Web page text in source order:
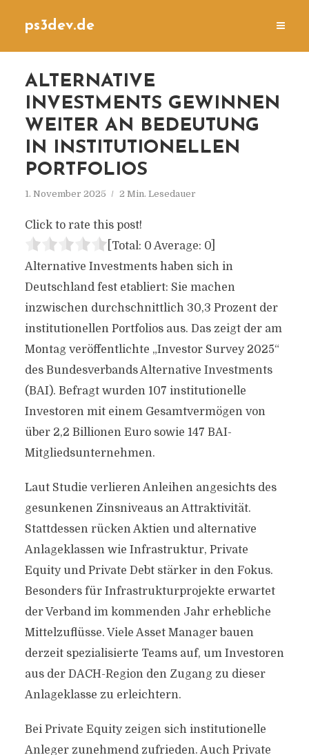
ps3dev.de
ALTERNATIVE
INVESTMENTS GEWINNEN
WEITER AN BEDEUTUNG
IN INSTITUTIONELLEN
PORTFOLIOS
1. November 2025 2 Min. Lesedauer
Click to rate this post!
[Total: 0 Average: 0]
Alternative Investments haben sich in
Deutschland fest etabliert: Sie machen
inzwischen durchschnittlich 30,3 Prozent der
institutionellen Portfolios aus. Das zeigt der am
Montag veröffentlichte „Investor Survey 2025“
des Bundesverbands Alternative Investments
(BAI). Befragt wurden 107 institutionelle
Investoren mit einem Gesamtvermögen von
über 2,2 Billionen Euro sowie 147 BAI-
Mitgliedsunternehmen.
Laut Studie verlieren Anleihen angesichts des
gesunkenen Zinsniveaus an Attraktivität.
Stattdessen rücken Aktien und alternative
Anlageklassen wie Infrastruktur, Private
Equity und Private Debt stärker in den Fokus.
Besonders für Infrastrukturprojekte erwartet
der Verband im kommenden Jahr erhebliche
Mittelzuflüsse. Viele Asset Manager bauen
derzeit spezialisierte Teams auf, um Investoren
aus der DACH-Region den Zugang zu dieser
Anlageklasse zu erleichtern.
Bei Private Equity zeigen sich institutionelle
Anleger zunehmend zufrieden. Auch Private